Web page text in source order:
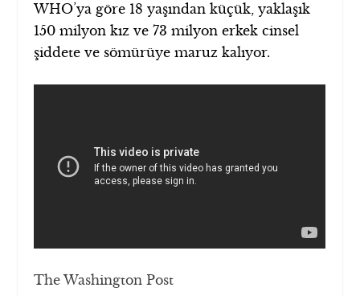
WHO’ya göre 18 yaşından küçük, yaklaşık
150 milyon kız ve 73 milyon erkek cinsel
şiddete ve sömürüye maruz kalıyor.
The Washington Post